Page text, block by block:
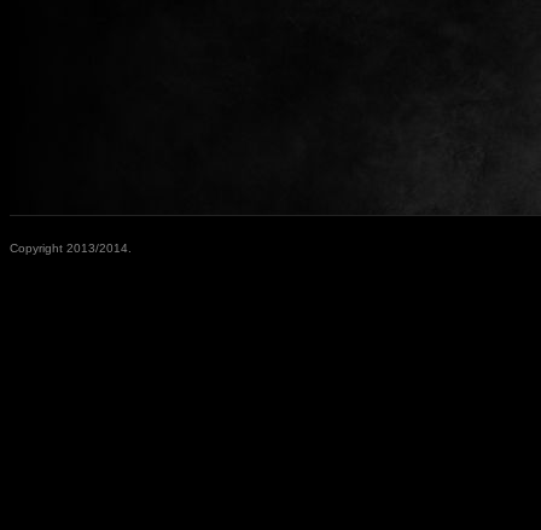
Copyright 2013/2014.